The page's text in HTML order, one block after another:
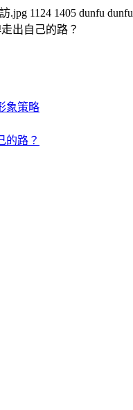
.jpg 1124 1405 dunfu dunfu
出自己的路？
象策略
的路？